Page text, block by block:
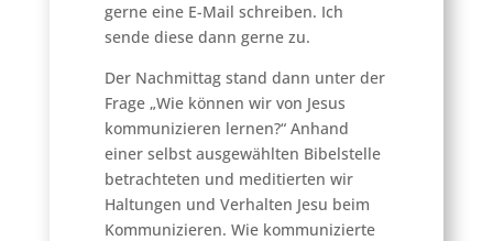
gerne eine E-Mail schreiben. Ich
sende diese dann gerne zu.
Der Nachmittag stand dann unter der
Frage „Wie können wir von Jesus
kommunizieren lernen?“ Anhand
einer selbst ausgewählten Bibelstelle
betrachteten und meditierten wir
Haltungen und Verhalten Jesu beim
Kommunizieren. Wie kommunizierte